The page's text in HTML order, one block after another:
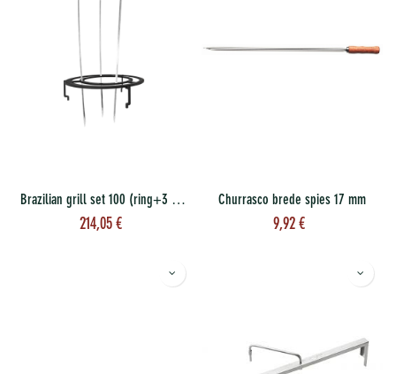
Brazilian grill set 100 (ring+3 broch.)
214,05€
Churrasco brede spies 17 mm
9,92€